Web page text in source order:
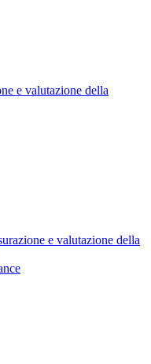
e valutazione della
e valutazione della